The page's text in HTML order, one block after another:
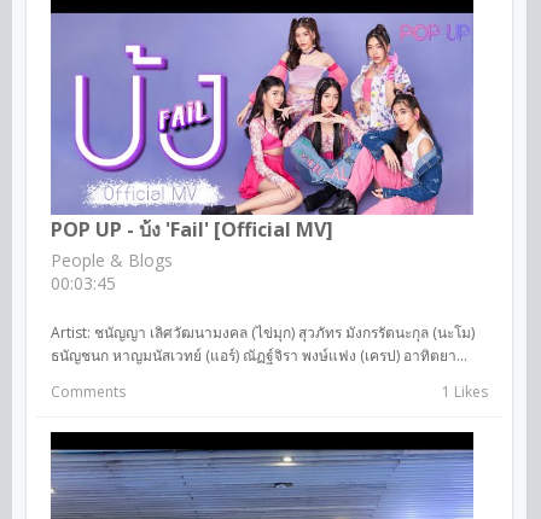
POP UP - บ้ง 'Fail' [Official MV]
People & Blogs
00:03:45
Artist: ชนัญญา เลิศวัฒนามงคล (ไข่มุก) สุวภัทร มังกรรัตนะกุล (นะโม)
ธนัญชนก หาญมนัสเวทย์ (แอร์) ณัฏฐ์จิรา พงษ์แฟง (เครป) อาทิตยา...
Comments
1 Likes